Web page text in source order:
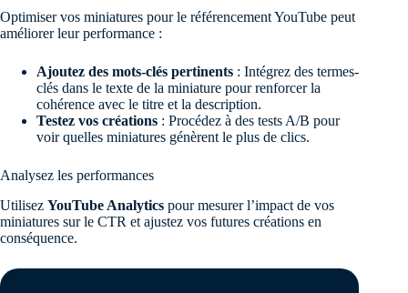
Optimiser vos miniatures pour le référencement YouTube peut
améliorer leur performance :
Ajoutez des mots-clés pertinents : Intégrez des termes-
clés dans le texte de la miniature pour renforcer la
cohérence avec le titre et la description.
Testez vos créations : Procédez à des tests A/B pour
voir quelles miniatures génèrent le plus de clics.
Analysez les performances
Utilisez YouTube Analytics pour mesurer l’impact de vos
miniatures sur le CTR et ajustez vos futures créations en
conséquence.